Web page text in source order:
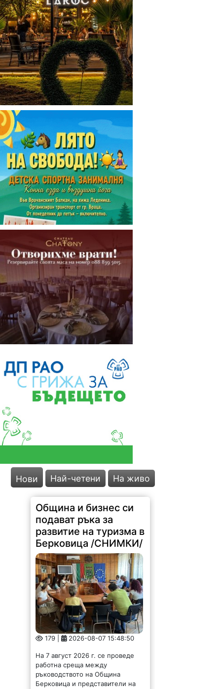
Нови Най-четени На живо
Община и бизнес си
подават ръка за
развитие на туризма в
Берковица /СНИМКИ/
179 | 2026-08-07 15:48:50
работна среща между
ръководството на Община
Берковица и представители на
местния туристически бизнес. Тя